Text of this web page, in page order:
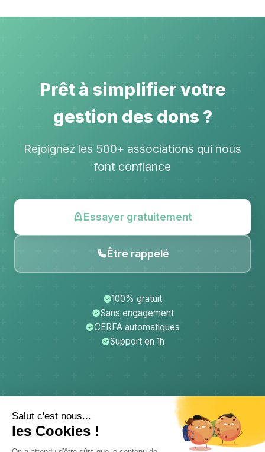
Prêt à simplifier votre
gestion des dons ?
Rejoignez les 500+ associations qui nous
font confiance
Essayer gratuitement
Être rappelé
100% gratuit
Sans engagement
CERFA automatiques
Support en 1h
CerfApp